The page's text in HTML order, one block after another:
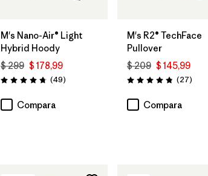
M's Nano-Air® Light
Hybrid Hoody
$ 299 $ 178,99
Valoración: 4.8 / 5
(49Comentarios
)
Compara
M's R2® TechFace
Pullover
$ 209 $ 145,99
Valoración: 4.8 / 5
(27)
Compara